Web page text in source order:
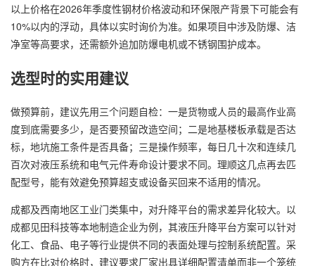
以上价格在2026年季度性钢材价格波动和环保限产背景下可能会有
10%以内的浮动，具体以实时询价为准。如果项目中涉及防爆、洁
净室等高要求，还需额外追加防爆电机或不锈钢围护成本。
选型时的实用建议
做预算前，建议先用三个问题自检：一是货物或人员的最高作业高
度到底需要多少，是否要预留改造空间；二是地基楼板承载是否达
标，地坑施工条件是否具备；三是操作频率，每日几十次和连续几
百次对液压系统和电气元件寿命设计要求不同。理顺这几点再去匹
配型号，能有效避免预算超支或设备买回来不适用的情况。
成都及西南地区工业门类集中，对升降平台的需求差异化较大。以
成都见田科技等本地制造企业为例，其液压升降平台方案可以针对
化工、食品、电子等行业提供不同的表面处理与控制系统配置。采
购方在比对价格时，建议要求厂家出具详细配置清单而非一个笼统